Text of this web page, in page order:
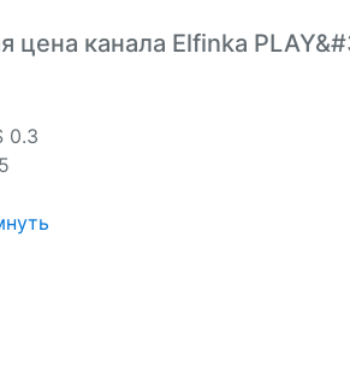
цена канала Elfinka
0.3